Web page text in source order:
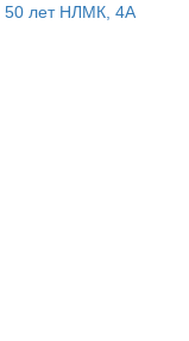
50 лет НЛМК, 4А